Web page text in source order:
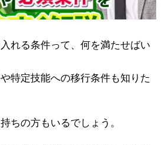
入れる条件って、何を満たせばい
特定技能への移行条件も知りた
ちの方もいるでしょう。